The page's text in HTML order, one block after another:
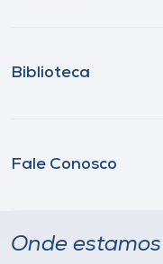
Biblioteca
Fale Conosco
Onde estamos